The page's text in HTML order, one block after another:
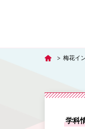
TOP 梅花イ
学科